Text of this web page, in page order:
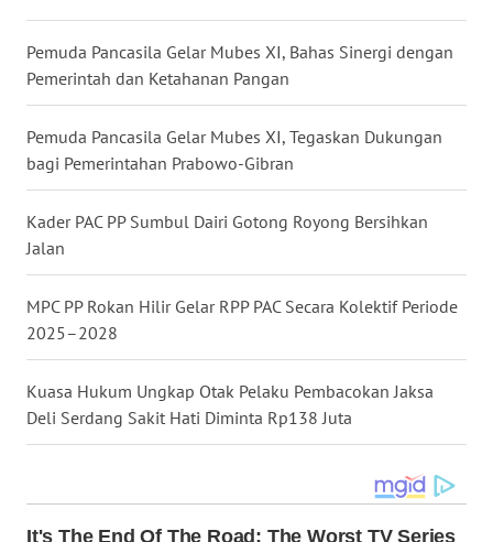
Pemuda Pancasila Gelar Mubes XI, Bahas Sinergi dengan
Pemerintah dan Ketahanan Pangan
Pemuda Pancasila Gelar Mubes XI, Tegaskan Dukungan
bagi Pemerintahan Prabowo-Gibran
Kader PAC PP Sumbul Dairi Gotong Royong Bersihkan
Jalan
MPC PP Rokan Hilir Gelar RPP PAC Secara Kolektif Periode
2025–2028
Kuasa Hukum Ungkap Otak Pelaku Pembacokan Jaksa
Deli Serdang Sakit Hati Diminta Rp138 Juta
WN
KALTARA
WN
KALSEL
KALTIM
SULSEL
GORONTALO
WN